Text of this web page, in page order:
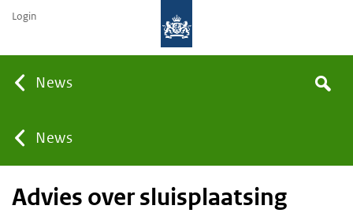
News
You
are
News
the
Search
Login
Advies over sluisplaatsing